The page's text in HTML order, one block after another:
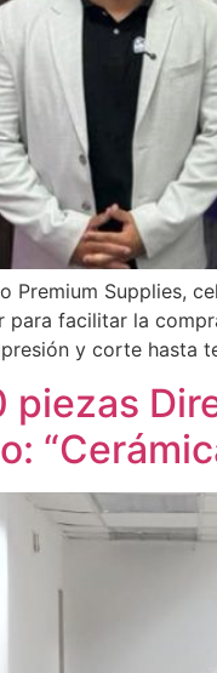
Premium Supplies,
para facilitar la
y corte hasta
piezas